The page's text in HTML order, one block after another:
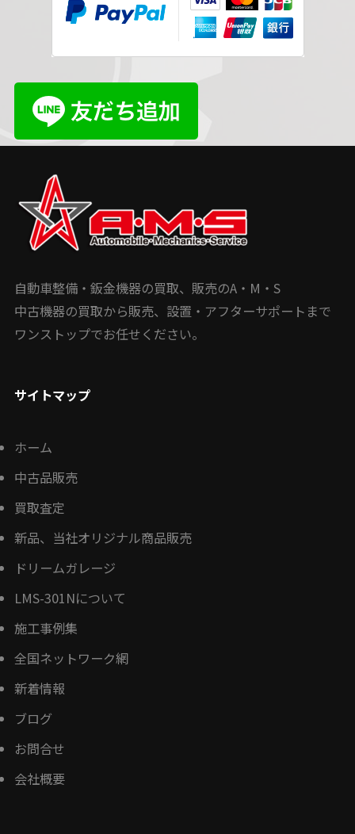
自動車整備・鈑金機器の買取、販売のA・M・S
中古機器の買取から販売、設置・アフターサポートまで
ワンストップでお任せください。
サイトマップ
ホーム
中古品販売
買取査定
新品、当社オリジナル商品販売
ドリームガレージ
LMS-301Nについて
施工事例集
全国ネットワーク網
新着情報
ブログ
お問合せ
会社概要